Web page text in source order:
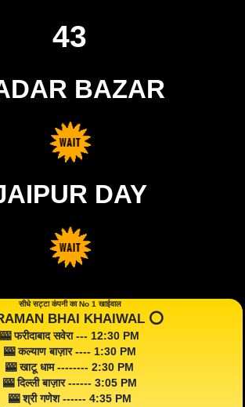
43
BAZAR
DAY
सीधे सट्टा कंपनी का No 1 खाईवाल
BHAI KHAIWAL ⭕️
🎰 फरीदाबाद सवेरा --- 12:30 PM
🎰 कल्याण बाज़ार ---- 1:30 PM
🎰 खाटू धाम -------- 2:30 PM
🎰 दिल्ली बाज़ार ------ 3:05 PM
🎰 श्री गणेश ------ 4:35 PM